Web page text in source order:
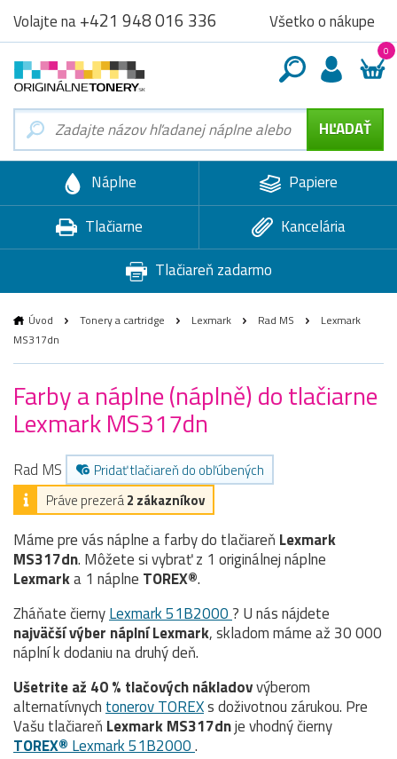
Volajte na+421 948 016 336 Všetko o nákupe
0
Náplne
Papiere
Tlačiarne
Kancelária
Tlačiareň zadarmo
Úvod Tonery a cartridge Lexmark Rad MS
Lexmark
MS317dn
Farby a náplne (náplně) do tlačiarne
Lexmark MS317dn
Rad MS
Pridať tlačiareň do obľúbených
Práve prezerá2 zákazníkov
Máme pre vás náplne a farby do tlačiareň Lexmark
MS317dn. Môžete si vybrať z 1 originálnej náplne
Lexmarka 1 náplne TOREX®.
Zháňate čiernyLexmark 51B2000? U nás nájdete
najväčší výber náplní Lexmark, skladom máme až 30 000
náplní k dodaniu na druhý deň.
Ušetrite až 40 % tlačových nákladovvýberom
alternatívnychtonerov TOREXs doživotnou zárukou. Pre
Vašu tlačiareň Lexmark MS317dnje vhodný čierny
TOREX®Lexmark 51B2000.